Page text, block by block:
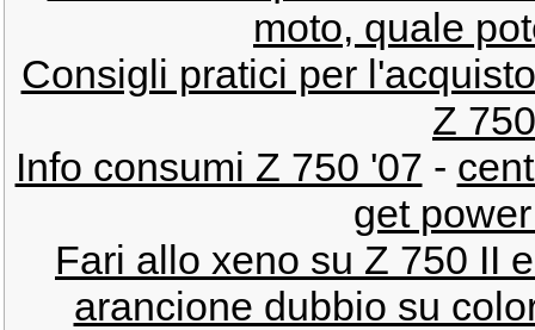
moto, quale
Consigli pratici per
Z
Info consumi Z 750 '07 -
get
Fari allo xeno su Z 750 II
arancione dubbio su